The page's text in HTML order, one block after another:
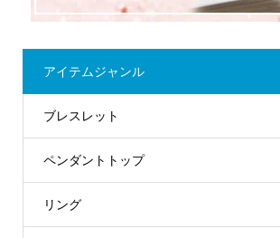
アイテムジャンル
ブレスレット
ペンダントトップ
リング